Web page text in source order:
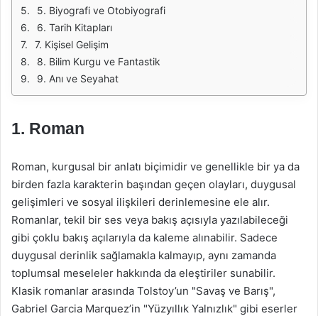
5. Biyografi ve Otobiyografi
6. Tarih Kitapları
7. Kişisel Gelişim
8. Bilim Kurgu ve Fantastik
9. Anı ve Seyahat
1. Roman
Roman, kurgusal bir anlatı biçimidir ve genellikle bir ya da
birden fazla karakterin başından geçen olayları, duygusal
gelişimleri ve sosyal ilişkileri derinlemesine ele alır.
Romanlar, tekil bir ses veya bakış açısıyla yazılabileceği
gibi çoklu bakış açılarıyla da kaleme alınabilir. Sadece
duygusal derinlik sağlamakla kalmayıp, aynı zamanda
toplumsal meseleler hakkında da eleştiriler sunabilir.
Klasik romanlar arasında Tolstoy’un "Savaş ve Barış",
Gabriel Garcia Marquez’in "Yüzyıllık Yalnızlık" gibi eserler